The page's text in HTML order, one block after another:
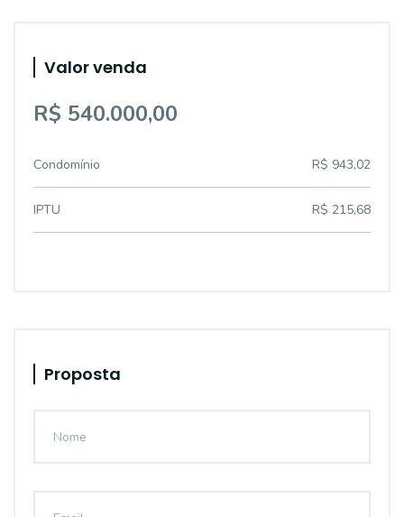
Valor venda
R$ 540.000,00
Condomínio R$ 943,02
IPTU R$ 215,68
Proposta